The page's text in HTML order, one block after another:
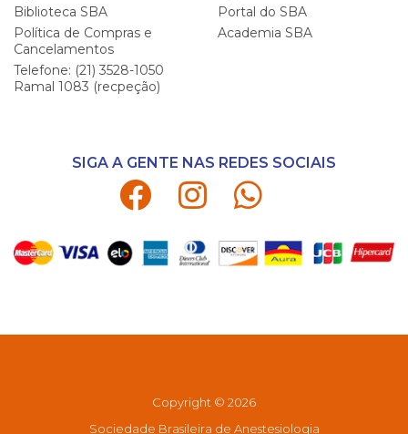
Biblioteca SBA
Política de Compras e
Cancelamentos
Telefone: (21) 3528-1050
Ramal 1083 (recpeção)
Portal do SBA
Academia SBA
SIGA A GENTE NAS REDES SOCIAIS
Copyright © 2026
Sociedade Brasileira de Anestesiologia